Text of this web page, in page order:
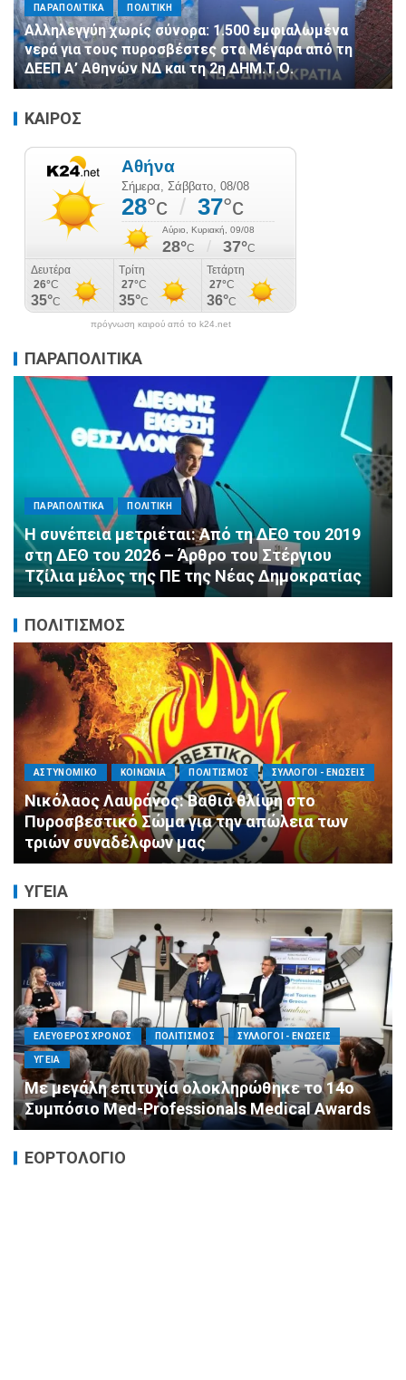
ΠΑΡΑΠΟΛΙΤΙΚΑ ΠΟΛΙΤΙΚΗ
Αλληλεγγύη χωρίς σύνορα: 1.500 εμφιαλωμένα
νερά για τους πυροσβέστες στα Μέγαρα από τη
ΔΕΕΠ Α’ Αθηνών ΝΔ και τη 2η ΔΗΜ.Τ.Ο.
ΚΑΙΡΟΣ
πρόγνωση καιρού από το k24.net
ΠΑΡΑΠΟΛΙΤΙΚΑ
ΠΑΡΑΠΟΛΙΤΙΚΑ ΠΟΛΙΤΙΚΗ
Αλληλεγγύη χωρίς σύνορα: 1.500
εμφιαλωμένα νερά για τους πυροσβέστες στα
Μέγαρα από τη ΔΕΕΠ Α’ Αθηνών ΝΔ και τη 2η
ΔΗΜ.Τ.Ο.
ΠΟΛΙΤΙΣΜΟΣ
ΑΓΙΟΣ ΔΗΜΗΤΡΙΟΣ ΕΚΚΛΗΣΙΑ - ΑΡΧΟΝΤΑΡΙΚΙ ΠΟΛΙΤΙΣΜΟΣ
Με κατάνυξη και λαμπρότητα ο εορτασμός
της Μεταμορφώσεως του Σωτήρος στον
Ασύρματο
ΥΓΕΙΑ
ΕΛΕΥΘΕΡΟΣ ΧΡΟΝΟΣ ΟΙΚΟΝΟΜΙΑ ΥΓΕΙΑ
Καταστροφικές δαπάνες υγείας και η
αντιμετώπισή τους
ΕΟΡΤΟΛΟΓΙΟ